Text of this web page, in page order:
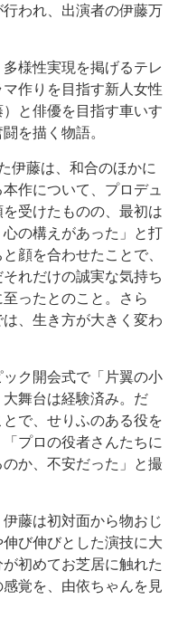
われ、出演者の伊藤万
様性実現を掲げるテレ
作りを目指す新人女性
と俳優を目指す車いす
を描く物語。
伊藤は、和合のほかに
作について、プロデュ
受けたものの、最初は
心の構えがあった」と打
顔を合わせたことで、
れだけの誠実な気持ち
ったとのこと。さら
、生き方が大きく変わ
ク開会式で「片翼の小
舞台は経験済み。だ
で、せりふのある役を
プロの役者さんたちに
か、不安だった」と撮
藤は初対面から物おじ
び伸びとした演技に大
初めてお芝居に触れた
覚を、由依ちゃんを見